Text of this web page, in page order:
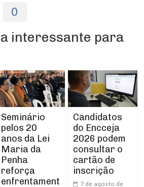
0
interessante para
Seminário
pelos 20
anos da Lei
Maria da
Penha
reforça
enfrentament
Candidatos
do Encceja
2026 podem
consultar o
cartão de
inscrição
7 de agosto de